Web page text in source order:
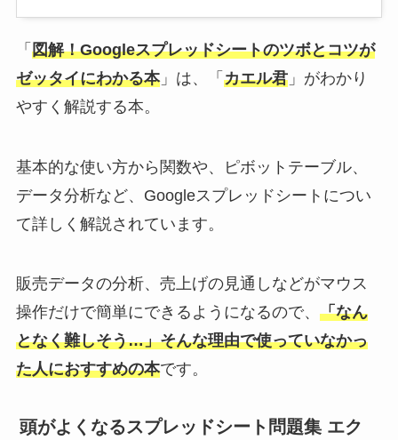
「 図解！Googleスプレッドシートのツボとコツが
ゼッタイにわかる本」は、「 カエル君」がわかり
やすく解説する本。
基本的な使い方から関数や、ピボットテーブル、
データ分析など、Googleスプレッドシートについ
て詳しく解説されています。
販売データの分析、売上げの見通しなどがマウス
操作だけで簡単にできるようになるので、 「なん
となく難しそう…」そんな理由で使っていなかっ
た人におすすめの本です。
頭がよくなるスプレッドシート問題集 エク